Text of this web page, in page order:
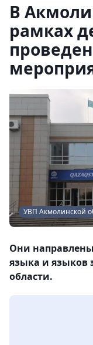
В
рамках
УВП Акмолинской
Они направлены
языка и языков
области.